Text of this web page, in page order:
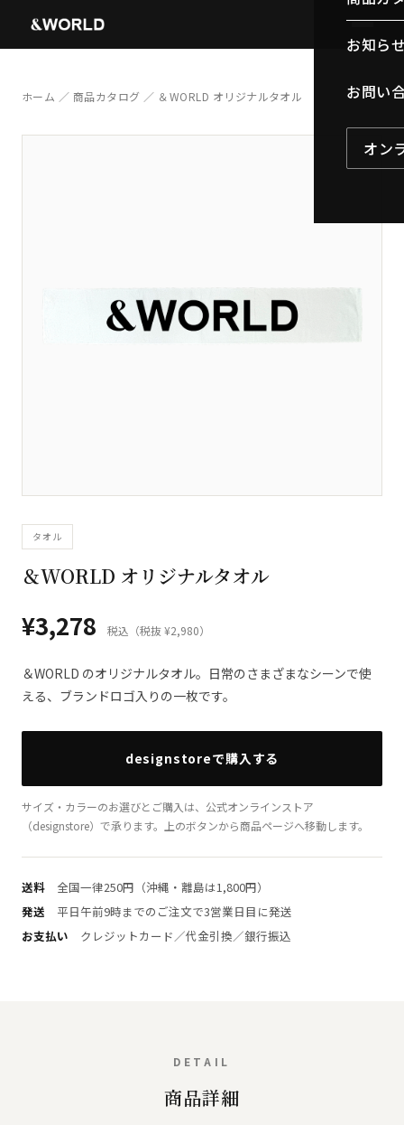
お知ら
お問い
オン
ホーム ／ 商品カタログ ／ ＆WORLD オリジナルタオル
タオル
＆WORLD オリジナルタオル
¥3,278 税込（税抜 ¥2,980）
＆WORLD のオリジナルタオル。日常のさまざまなシーンで使
える、ブランドロゴ入りの一枚です。
designstoreで購入する
サイズ・カラーのお選びとご購入は、公式オンラインストア
（designstore）で承ります。上のボタンから商品ページへ移動します。
送料 全国一律250円（沖縄・離島は1,800円）
発送 平日午前9時までのご注文で3営業日目に発送
お支払い クレジットカード／代金引換／銀行振込
DETAIL
商品詳細